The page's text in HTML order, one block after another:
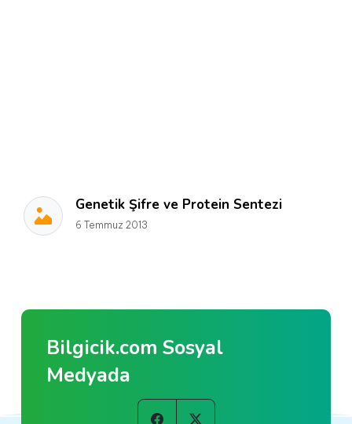
Genetik Şifre ve Protein Sentezi
6 Temmuz 2013
Bilgicik.com Sosyal
Medyada